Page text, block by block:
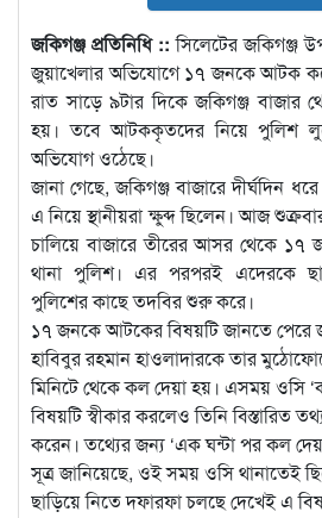
জকিগঞ্জ প্রতিনিধি :: সিলেটের জকিগঞ্জ
জুয়াখেলার অভিযোগে ১৭ জনকে আটক
রাত সাড়ে ৯টার দিকে জকিগঞ্জ
হয়। তবে আটককৃতদের নিয়ে পুলিশ
অভিযোগ ওঠেছে।
জানা গেছে, জকিগঞ্জ বাজারে দীর্ঘদিন
এ নিয়ে স্থানীয়রা ক্ষুব্দ ছিলেন। আজ
চালিয়ে বাজারে তীরের আসর থেকে
থানা পুলিশ। এর পরপরই এদেরকে
পুলিশের কাছে তদবির শুরু করে।
১৭ জনকে আটকের বিষয়টি জানতে পেরে
হাবিবুর রহমান হাওলাদারকে তার
মিনিটে থেকে কল দেয়া হয়। এসময় ওসি
বিষয়টি স্বীকার করলেও তিনি বিস্তারিত
করেন। তথ্যের জন্য ‘এক ঘন্টা পর কল
সূত্র জানিয়েছে, ওই সময় ওসি থানাতেই
ছাড়িয়ে নিতে দফারফা চলছে দেখেই এ